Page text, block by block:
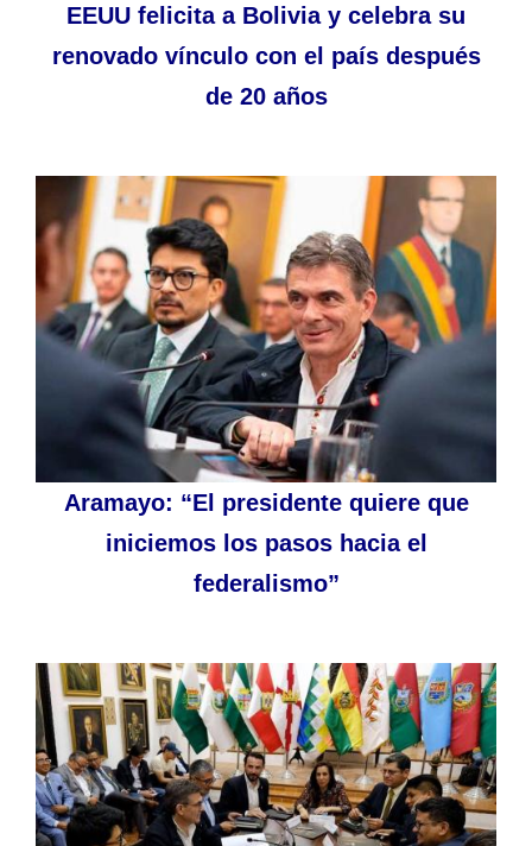
EEUU felicita a Bolivia y celebra su
renovado vínculo con el país después
de 20 años
Aramayo: “El presidente quiere que
iniciemos los pasos hacia el
federalismo”